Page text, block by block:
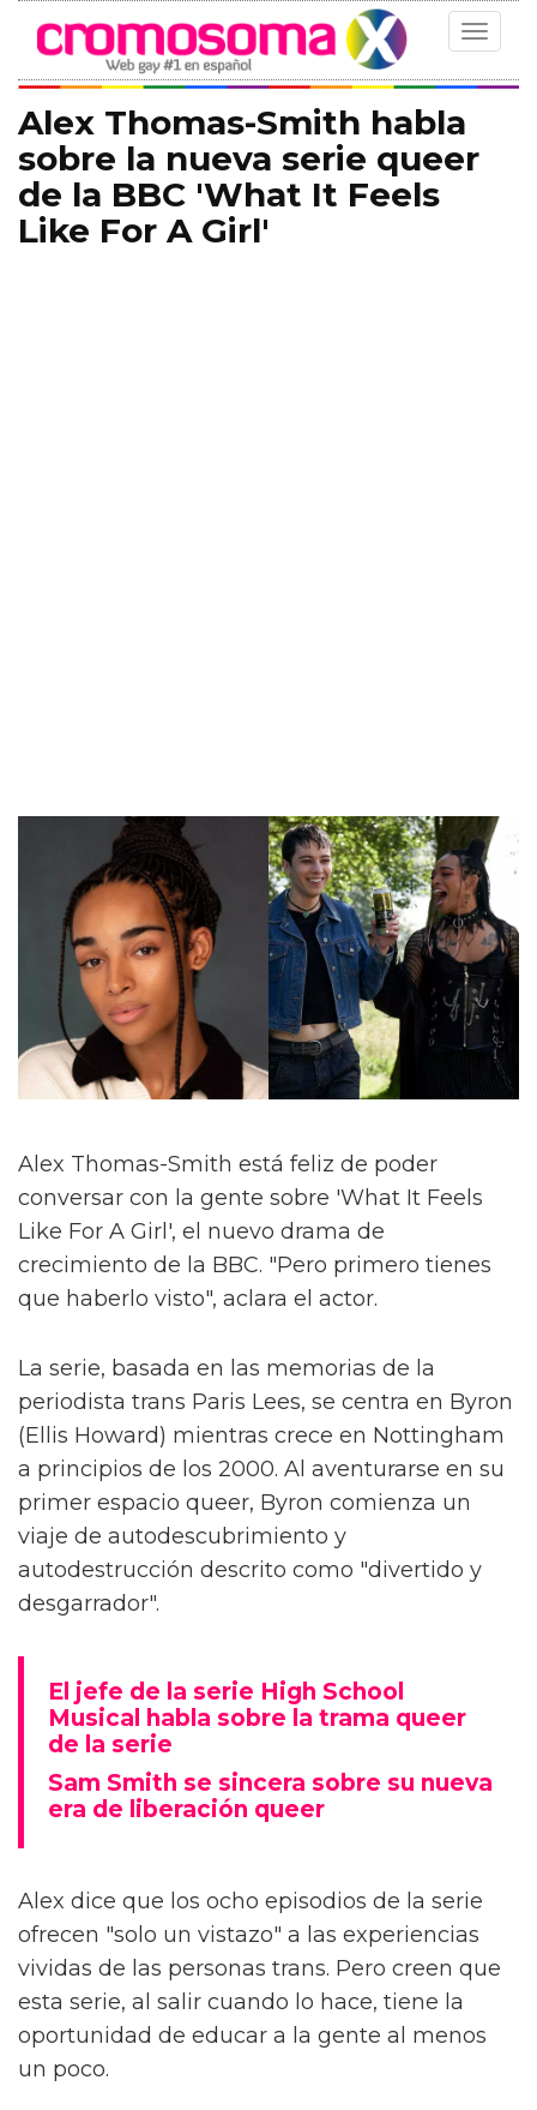
Toggle
Alex Thomas-Smith habla
sobre la nueva serie queer
de la BBC 'What It Feels
Like For A Girl'
Alex Thomas-Smith está feliz de poder
conversar con la gente sobre 'What It Feels
Like For A Girl', el nuevo drama de
crecimiento de la BBC. "Pero primero tienes
que haberlo visto", aclara el actor.
La serie, basada en las memorias de la
periodista trans Paris Lees, se centra en Byron
(Ellis Howard) mientras crece en Nottingham
a principios de los 2000. Al aventurarse en su
primer espacio queer, Byron comienza un
viaje de autodescubrimiento y
autodestrucción descrito como "divertido y
desgarrador".
El jefe de la serie High School
Musical habla sobre la trama queer
de la serie
Sam Smith se sincera sobre su nueva
era de liberación queer
Alex dice que los ocho episodios de la serie
ofrecen "solo un vistazo" a las experiencias
vividas de las personas trans. Pero creen que
esta serie, al salir cuando lo hace, tiene la
oportunidad de educar a la gente al menos
un poco.